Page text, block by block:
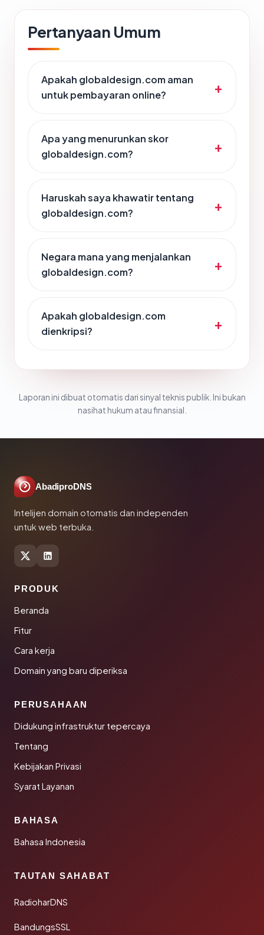
Pertanyaan Umum
Apakah globaldesign.com aman
untuk pembayaran online?
Apa yang menurunkan skor
globaldesign.com?
Haruskah saya khawatir tentang
globaldesign.com?
Negara mana yang menjalankan
globaldesign.com?
Apakah globaldesign.com
dienkripsi?
Laporan ini dibuat otomatis dari sinyal teknis publik. Ini bukan
nasihat hukum atau finansial.
AbadiproDNS
Intelijen domain otomatis dan independen
untuk web terbuka.
PRODUK
Beranda
Fitur
Cara kerja
Domain yang baru diperiksa
PERUSAHAAN
Didukung infrastruktur tepercaya
Tentang
Kebijakan Privasi
Syarat Layanan
BAHASA
Bahasa Indonesia
TAUTAN SAHABAT
RadioharDNS
BandungsSSL